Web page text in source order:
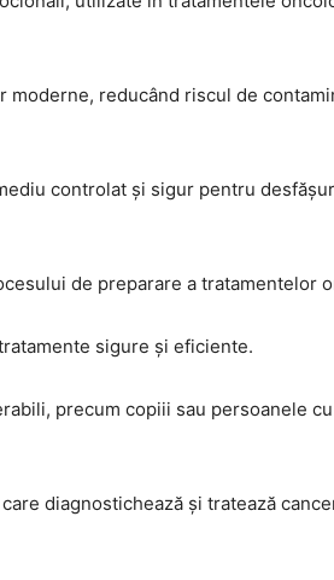
reducând riscul de
controlat și sigur pentru
de preparare a tratamentelor
sigure și eficiente.
precum copiii sau persoanele cu
diagnostichează și tratează